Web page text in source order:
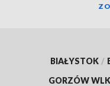
BIAŁYSTOK /
GORZÓW